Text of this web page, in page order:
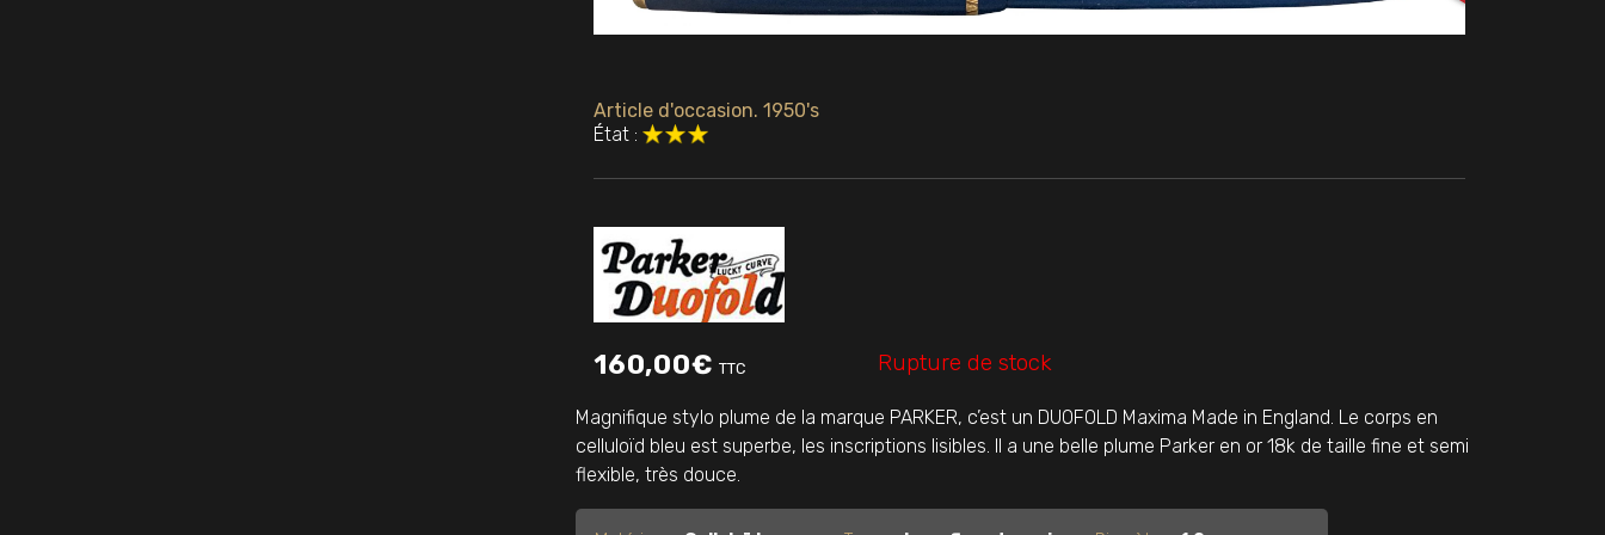
Article d'occasion. 1950's
État :
160,00€ TTC Rupture de stock
Magnifique stylo plume de la marque PARKER, c’est un DUOFOLD Maxima Made in England. Le corps en
celluloïd bleu est superbe, les inscriptions lisibles. Il a une belle plume Parker en or 18k de taille fine et semi
flexible, très douce.